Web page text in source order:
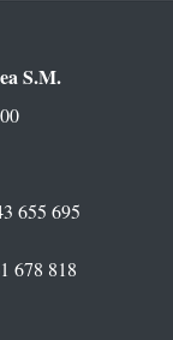
S.M.
655 695
678 818